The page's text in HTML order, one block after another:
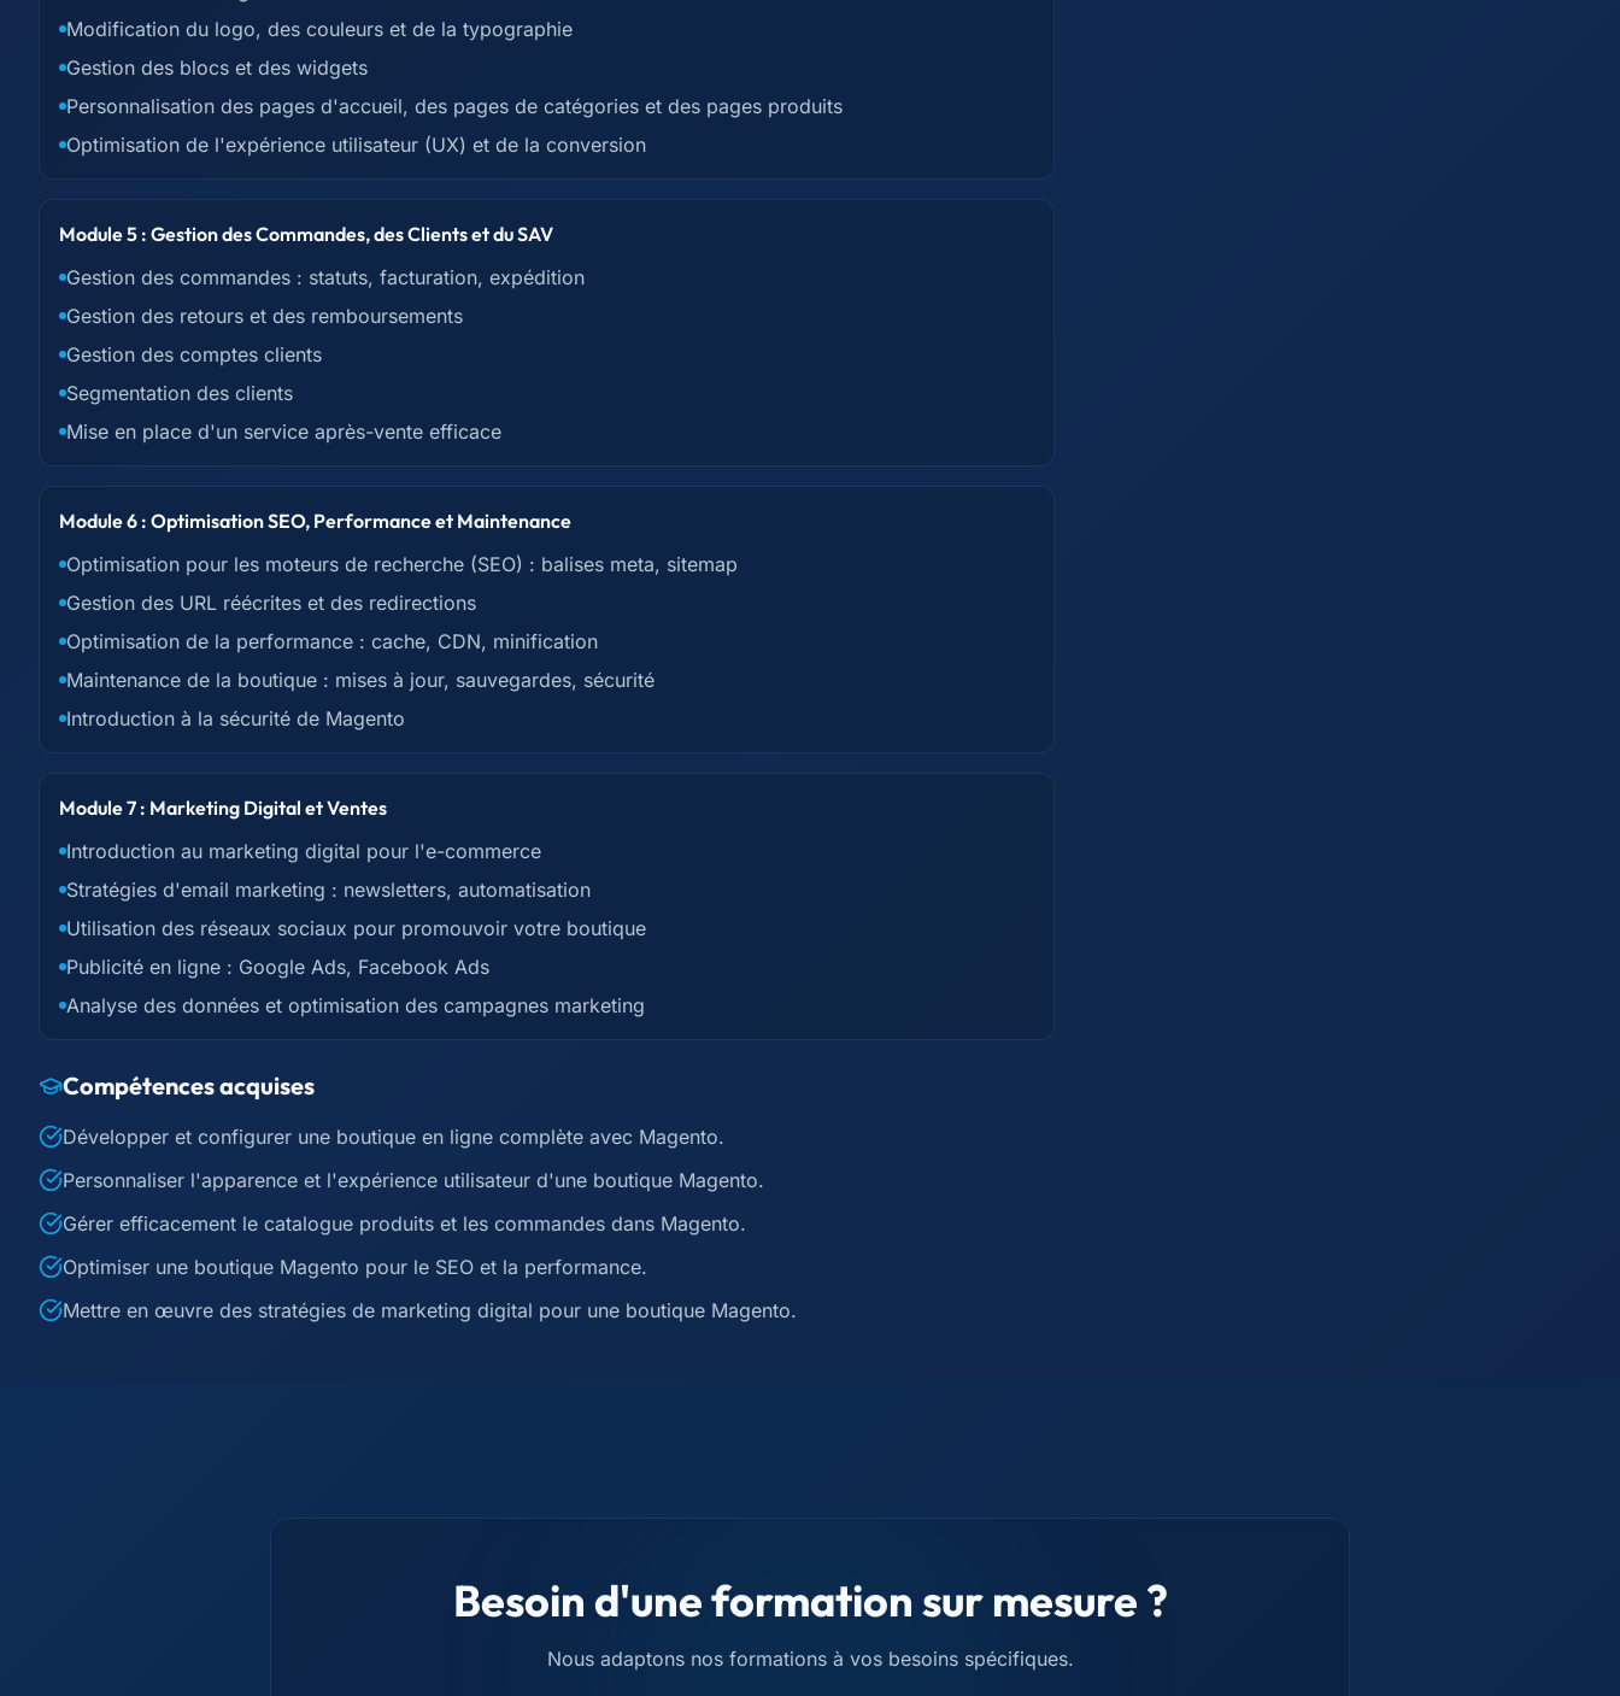
Modification du logo, des couleurs et de la typographie
Gestion des blocs et des widgets
Personnalisation des pages d'accueil, des pages de catégories et des pages produits
Optimisation de l'expérience utilisateur (UX) et de la conversion
Module 5 : Gestion des Commandes, des Clients et du SAV
Gestion des commandes : statuts, facturation, expédition
Gestion des retours et des remboursements
Gestion des comptes clients
Segmentation des clients
Mise en place d'un service après-vente efficace
Module 6 : Optimisation SEO, Performance et Maintenance
Optimisation pour les moteurs de recherche (SEO) : balises meta, sitemap
Gestion des URL réécrites et des redirections
Optimisation de la performance : cache, CDN, minification
Maintenance de la boutique : mises à jour, sauvegardes, sécurité
Introduction à la sécurité de Magento
Module 7 : Marketing Digital et Ventes
Introduction au marketing digital pour l'e-commerce
Stratégies d'email marketing : newsletters, automatisation
Utilisation des réseaux sociaux pour promouvoir votre boutique
Publicité en ligne : Google Ads, Facebook Ads
Analyse des données et optimisation des campagnes marketing
Compétences acquises
Développer et configurer une boutique en ligne complète avec Magento.
Personnaliser l'apparence et l'expérience utilisateur d'une boutique Magento.
Gérer efficacement le catalogue produits et les commandes dans Magento.
Optimiser une boutique Magento pour le SEO et la performance.
Mettre en œuvre des stratégies de marketing digital pour une boutique Magento.
Besoin d'une formation sur mesure ?
Nous adaptons nos formations à vos besoins spécifiques.